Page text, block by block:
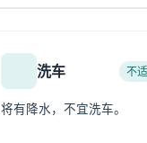
洗车 不
将有降水，不宜洗车。